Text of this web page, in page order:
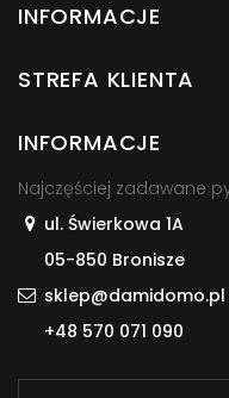
INFORMACJE
STREFA KLIENTA
INFORMACJE
Najczęściej zadawane
ul. Świerkowa 1A
05-850 Bronisze
sklep@damidomo.pl
+48 570 071 090